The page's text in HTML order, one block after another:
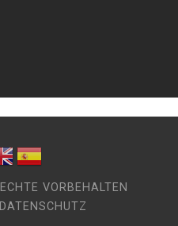
VORBEHALTEN